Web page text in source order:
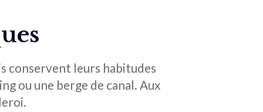
conservent leurs habitudes
ou une berge de canal. Aux